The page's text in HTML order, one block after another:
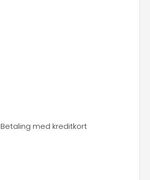
Betaling med kreditkort